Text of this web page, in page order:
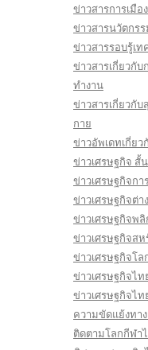
ข่าวสารการเมือ
ข่าวสารนวัตกร
ข่าวสารรอบรู้เท
ข่าวสารเกี่ยวกั
ทำงาน
ข่าวสารเกี่ยวกั
กาย
ข่าวอัพเดทเกี่ย
ข่าวเศรษฐกิจ สั้
ข่าวเศรษฐกิจกา
ข่าวเศรษฐกิจต่า
ข่าวเศรษฐกิจพ
ข่าวเศรษฐกิจสห
ข่าวเศรษฐกิจโล
ข่าวเศรษฐกิจไท
ข่าวเศรษฐกิจไท
ความขัดแย้งทา
ติดตามโลกกีฬา